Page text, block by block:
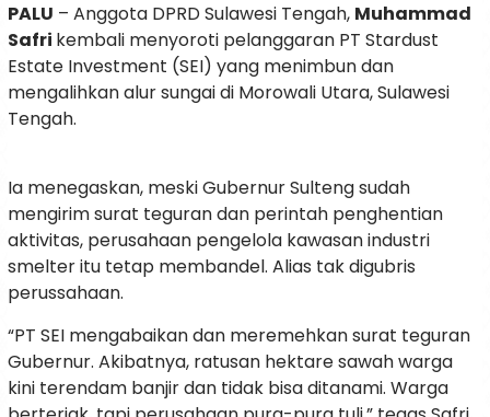
PALU – Anggota DPRD Sulawesi Tengah, Muhammad
Safri kembali menyoroti pelanggaran PT Stardust
Estate Investment (SEI) yang menimbun dan
mengalihkan alur sungai di Morowali Utara, Sulawesi
Tengah.
Ia menegaskan, meski Gubernur Sulteng sudah
mengirim surat teguran dan perintah penghentian
aktivitas, perusahaan pengelola kawasan industri
smelter itu tetap membandel. Alias tak digubris
perussahaan.
“PT SEI mengabaikan dan meremehkan surat teguran
Gubernur. Akibatnya, ratusan hektare sawah warga
kini terendam banjir dan tidak bisa ditanami. Warga